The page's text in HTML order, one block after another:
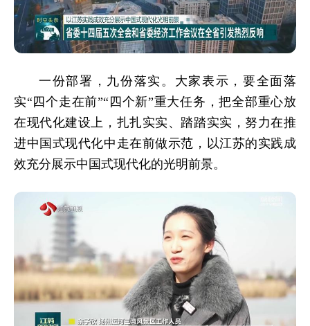
一份部署，九份落实。大家表示，要全面落
实“四个走在前”“四个新”重大任务，把全部重心放
在现代化建设上，扎扎实实、踏踏实实，努力在推
进中国式现代化中走在前做示范，以江苏的实践成
效充分展示中国式现代化的光明前景。